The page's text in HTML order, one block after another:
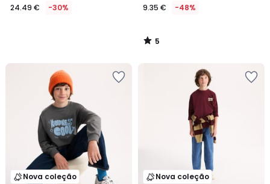
24.49 € -30% 9.35 € -48%
5
/
Nova coleção Nova coleção